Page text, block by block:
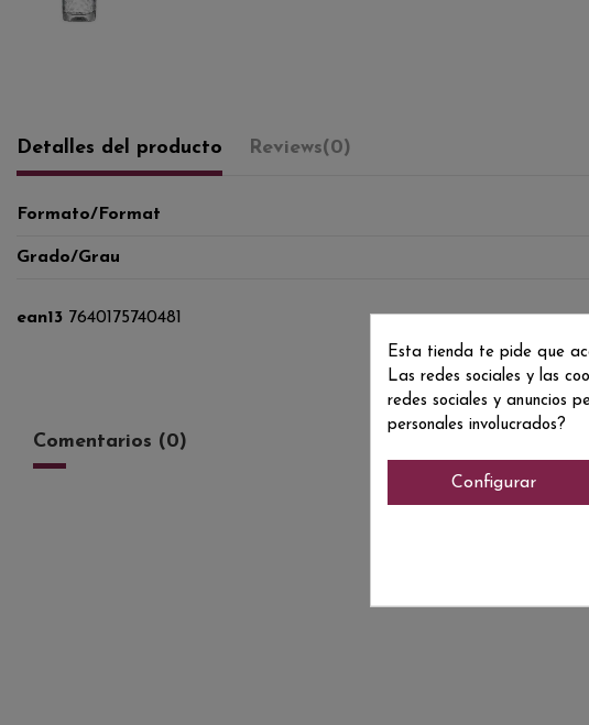
Detalles del producto Reviews(0)
Formato/Format
Grado/Grau
ean13 7640175740481
Comentarios (0)
Esta tienda te pide que
Las redes sociales y las
redes sociales y anuncios
personales involucrados?
Configurar